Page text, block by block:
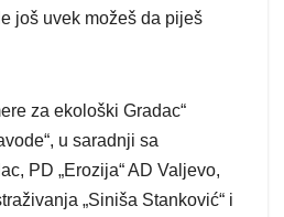
još uvek možeš da piješ
za ekološki Gradac“
u saradnji sa
PD „Erozija“ AD Valjevo,
„Siniša Stanković“ i